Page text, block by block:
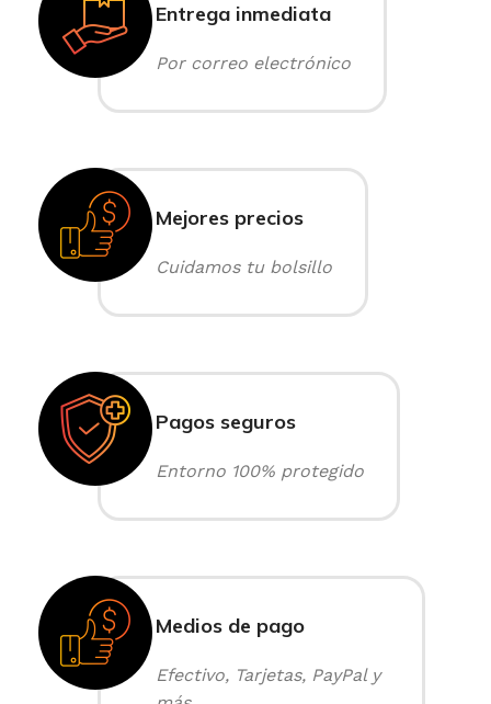
Entrega inmediata
Por correo electrónico
Mejores precios
Cuidamos tu bolsillo
Pagos seguros
Entorno 100% protegido
Medios de pago
Efectivo, Tarjetas, PayPal y